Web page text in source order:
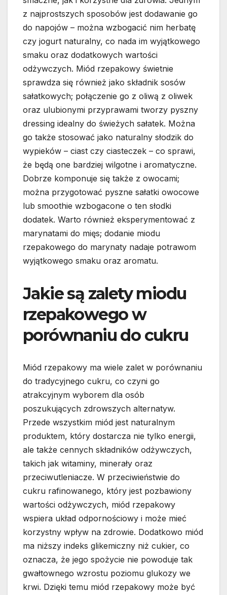
z najprostszych sposobów jest dodawanie go
do napojów – można wzbogacić nim herbatę
czy jogurt naturalny, co nada im wyjątkowego
smaku oraz dodatkowych wartości
odżywczych. Miód rzepakowy świetnie
sprawdza się również jako składnik sosów
sałatkowych; połączenie go z oliwą z oliwek
oraz ulubionymi przyprawami tworzy pyszny
dressing idealny do świeżych sałatek. Można
go także stosować jako naturalny słodzik do
wypieków – ciast czy ciasteczek – co sprawi,
że będą one bardziej wilgotne i aromatyczne.
Dobrze komponuje się także z owocami;
można przygotować pyszne sałatki owocowe
lub smoothie wzbogacone o ten słodki
dodatek. Warto również eksperymentować z
marynatami do mięs; dodanie miodu
rzepakowego do marynaty nadaje potrawom
wyjątkowego smaku oraz aromatu.
Jakie są zalety miodu
rzepakowego w
porównaniu do cukru
Miód rzepakowy ma wiele zalet w porównaniu
do tradycyjnego cukru, co czyni go
atrakcyjnym wyborem dla osób
poszukujących zdrowszych alternatyw.
Przede wszystkim miód jest naturalnym
produktem, który dostarcza nie tylko energii,
ale także cennych składników odżywczych,
takich jak witaminy, minerały oraz
przeciwutleniacze. W przeciwieństwie do
cukru rafinowanego, który jest pozbawiony
wartości odżywczych, miód rzepakowy
wspiera układ odpornościowy i może mieć
korzystny wpływ na zdrowie. Dodatkowo miód
ma niższy indeks glikemiczny niż cukier, co
oznacza, że jego spożycie nie powoduje tak
gwałtownego wzrostu poziomu glukozy we
krwi. Dzięki temu miód rzepakowy może być